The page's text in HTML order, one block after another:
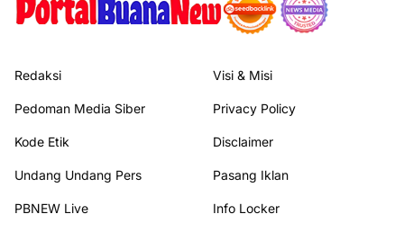
Redaksi Visi & Misi
Pedoman Media Siber Privacy Policy
Kode Etik Disclaimer
Undang Undang Pers Pasang Iklan
PBNEW Live Info Locker